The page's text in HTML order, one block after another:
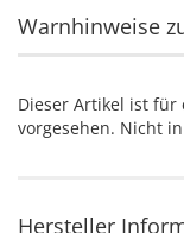
Warnhinweise
Dieser Artikel ist für
vorgesehen. Nicht
Hersteller